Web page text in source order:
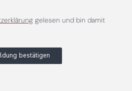
gelesen und bin damit
bestätigen